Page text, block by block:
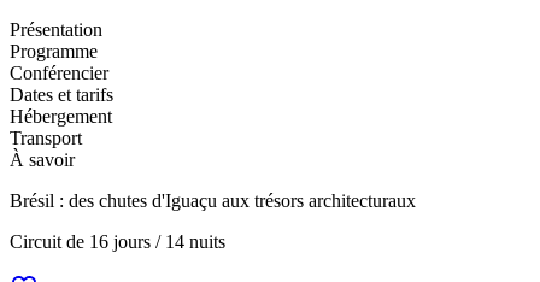
Présentation
Programme
Conférencier
Dates et tarifs
Hébergement
Transport
À savoir
Brésil : des chutes d'Iguaçu aux trésors architecturaux
Circuit de 16 jours / 14 nuits